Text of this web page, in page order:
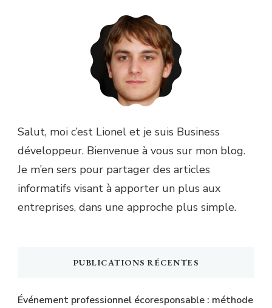
Salut, moi c’est Lionel et je suis Business
développeur. Bienvenue à vous sur mon blog.
Je m’en sers pour partager des articles
informatifs visant à apporter un plus aux
entreprises, dans une approche plus simple.
PUBLICATIONS RÉCENTES
Événement professionnel écoresponsable : méthode